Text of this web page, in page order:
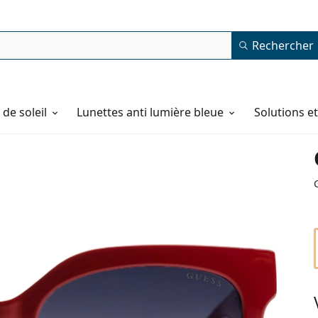
Rechercher
soleil Lunettes anti lumière bleue Solutions